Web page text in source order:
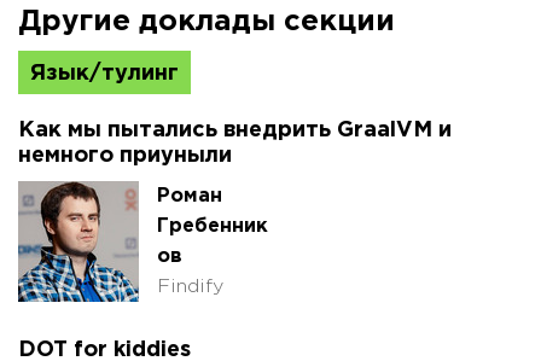
Другие доклады секции
Язык/тулинг
Как мы пытались внедрить GraalVM и
немного приуныли
Роман
Гребенник
ов
Findify
DOT for kiddies